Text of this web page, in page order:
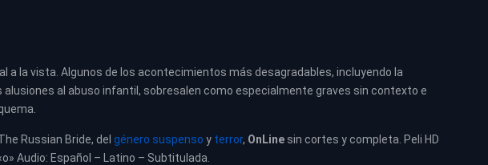
a la vista. Algunos de los acontecimientos más desagradables, incluyendo la
al abuso infantil, sobresalen como especialmente graves sin contexto e
Russian Bride, del género suspenso y terror, OnLine sin cortes y completa. Peli HD
Audio: Español – Latino – Subtitulada.